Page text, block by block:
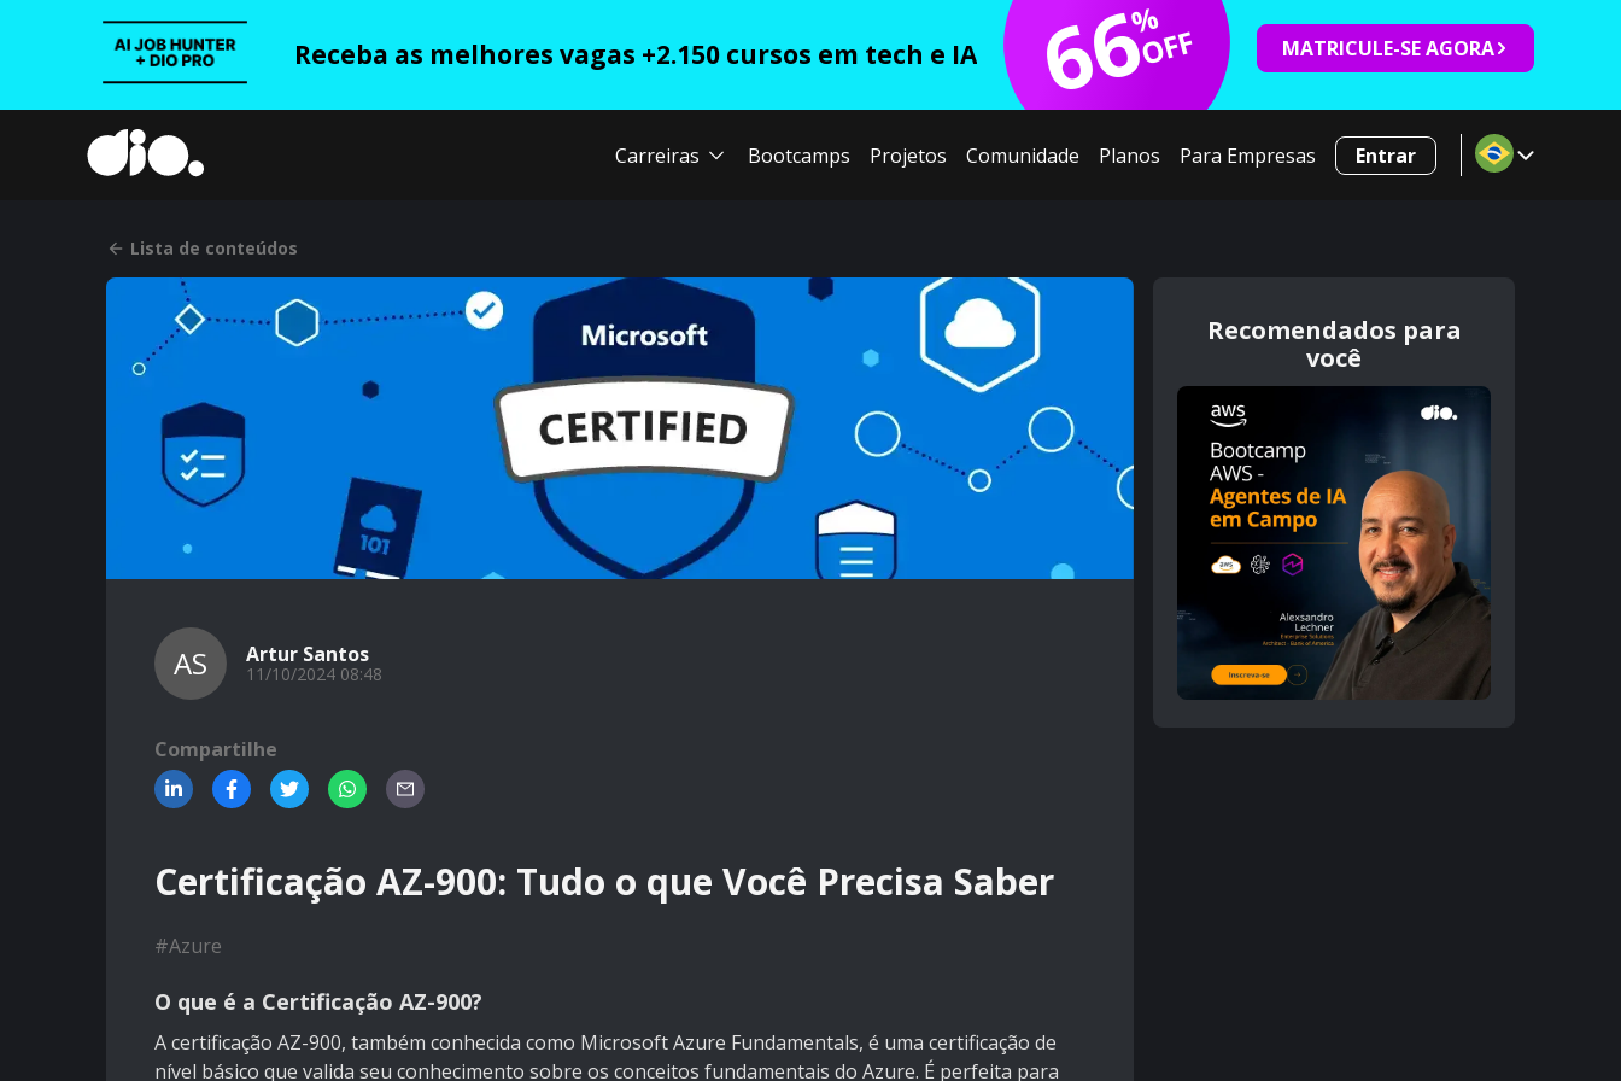
Receba as melhores vagas +2.150 cursos em tech e IA 66
%
OFF MATRICULE-SE AGORA
Carreiras Bootcamps Projetos Comunidade Planos Para Empresas Entrar
Lista de conteúdos
AS Artur Santos
11/10/2024 08:48
Compartilhe
Certificação AZ-900: Tudo o que Você Precisa Saber
#Azure
O que é a Certificação AZ-900?
A certificação AZ-900, também conhecida como Microsoft Azure Fundamentals, é uma certificação de
nível básico que valida seu conhecimento sobre os conceitos fundamentais do Azure. É perfeita para
Recomendados para
você